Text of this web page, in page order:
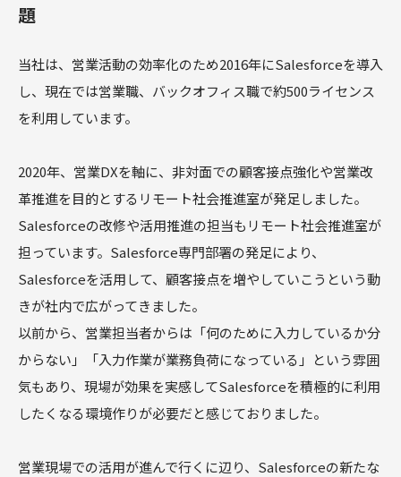
題
当社は、営業活動の効率化のため2016年にSalesforceを導入
し、現在では営業職、バックオフィス職で約500ライセンス
を利用しています。
2020年、営業DXを軸に、非対面での顧客接点強化や営業改
革推進を目的とするリモート社会推進室が発足しました。
Salesforceの改修や活用推進の担当もリモート社会推進室が
担っています。Salesforce専門部署の発足により、
Salesforceを活用して、顧客接点を増やしていこうという動
きが社内で広がってきました。
以前から、営業担当者からは「何のために入力しているか分
からない」「入力作業が業務負荷になっている」という雰囲
気もあり、現場が効果を実感してSalesforceを積極的に利用
したくなる環境作りが必要だと感じておりました。
営業現場での活用が進んで行くに辺り、Salesforceの新たな